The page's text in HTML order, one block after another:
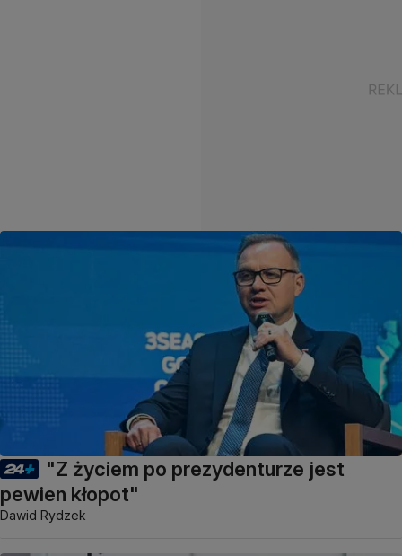
"Z życiem po prezydenturze jest
pewien kłopot"
Dawid Rydzek